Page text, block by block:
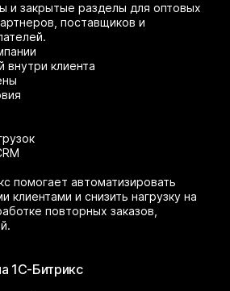
и закрытые разделы для оптовых
поставщиков и
внутри клиента
помогает автоматизировать
клиентами и снизить нагрузку на
повторных заказов,
1С-Битрикс